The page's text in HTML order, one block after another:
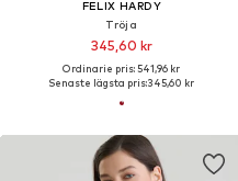
FELIX HARDY
Tröja
345,60 kr
Ordinarie pris: 541,96 kr
Senaste lägsta pris:345,60 kr